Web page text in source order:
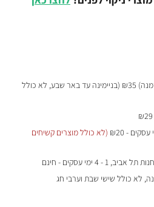
₪35 (בניימינה עד באר שבע, לא כולל
(לא כולל מוצרים קשיחים
- 4 ימי עסקים - חינם
לא כולל שישי שבת וערבי חג